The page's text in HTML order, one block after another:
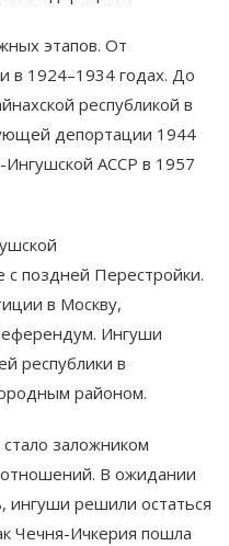
этапов. От
в 1924–1934 годах. До
республикой в
депортации 1944
Ингушской АССР в 1957
с поздней Перестройки.
в Москву,
Ингуши
республики в
районом.
заложником
отношений. В ожидании
ингуши решили остаться
Чечня-Ичкерия пошла